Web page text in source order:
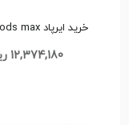
12,374,180 ریال